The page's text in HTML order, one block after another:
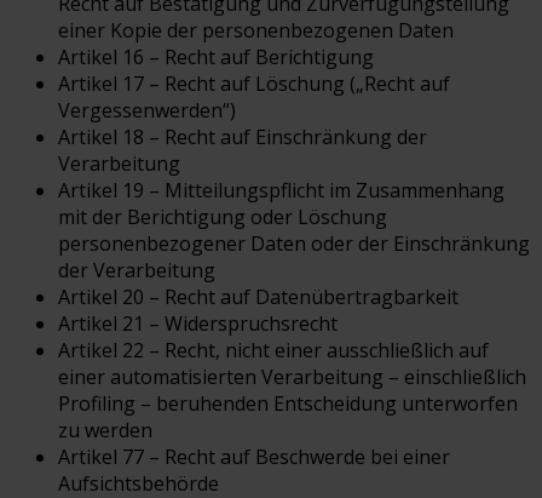
einer Kopie der personenbezogenen Daten
Artikel 16 – Recht auf Berichtigung
Artikel 17 – Recht auf Löschung („Recht auf
Vergessenwerden“)
Artikel 18 – Recht auf Einschränkung der
Verarbeitung
Artikel 19 – Mitteilungspflicht im Zusammenhang
mit der Berichtigung oder Löschung
personenbezogener Daten oder der Einschränkung
der Verarbeitung
Artikel 20 – Recht auf Datenübertragbarkeit
Artikel 21 – Widerspruchsrecht
Artikel 22 – Recht, nicht einer ausschließlich auf
einer automatisierten Verarbeitung – einschließlich
Profiling – beruhenden Entscheidung unterworfen
zu werden
Artikel 77 – Recht auf Beschwerde bei einer
Aufsichtsbehörde